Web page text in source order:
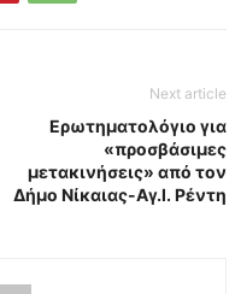
Next article
Ερωτηματολόγιο για
«προσβάσιμες
μετακινήσεις» από τον
Δήμο Νίκαιας-Αγ.Ι. Ρέντη